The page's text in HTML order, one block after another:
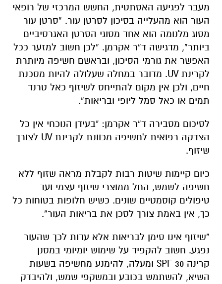
מעבר לפגיעה האסתטית, החשש המרכזי של רופאי
העור הוא מהעלייה בסיכון לסרטן עור. “סרטן עור
מסוג מלנומה הוא אחד מסוגי הסרטן האגרסיביים
ביותר”, מדגישה ד”ר אקרמן. “לכן חשוב למזער ככל
האפשר את גורמי הסיכון, ובראשם חשיפה מיותרת
לקרינת UV. מדובר במחלה שעלולה להיות מסכנת
חיים, ולכן אין מקום להתייחס לשיזוף כאל טרנד
תמים או כאל סמל ליופי ובריאות”.
לסיכום מסבירה ד”ר אקרמן: "בעידן הנוכחי אין כל
הצדקה רפואית לחשיפה מכוונת לקרינת UV לצורך
שיזוף.
כיום קיימות שיטות רבות לקבלת מראה שזוף ללא
חשיפה לשמש, החל ממוצרי שיזוף עצמי ועד
טיפולים קוסמטיים שונים. כשיש חלופות בטוחות כל
כך, אין באמת צורך לסכן את בריאות העור”.
“שיזוף אינו סימן לבריאות אלא עדות לכך שהעור
נפגע. חשוב להקפיד על שימוש יומיומי במסנן
קרינה SPF 30 ומעלה, להימנע מחשיפה בשעות
השיא, להשתמש בכובע ובמשקפי שמש, ולהיבדק